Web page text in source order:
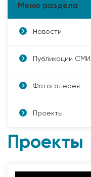
Меню раздела
Новости
Публикации СМИ
Фотогалерея
Проекты
Проекты